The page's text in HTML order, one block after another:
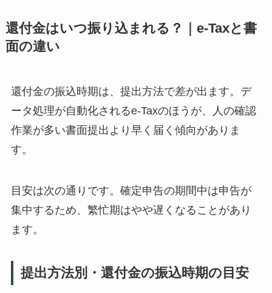
還付金はいつ振り込まれる？｜e-Taxと書
面の違い
還付金の振込時期は、提出方法で差が出ます。デ
ータ処理が自動化されるe-Taxのほうが、人の確認
作業が多い書面提出より早く届く傾向がありま
す。
目安は次の通りです。確定申告の期間中は申告が
集中するため、繁忙期はやや遅くなることがあり
ます。
提出方法別・還付金の振込時期の目安